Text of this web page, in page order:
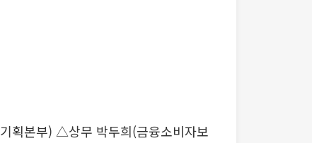
획본부) △상무 박두희(금융소비자보